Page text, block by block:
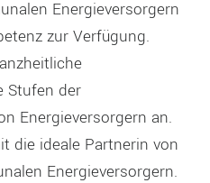
Energieversorgern
zur Verfügung.
Stufen der
Energieversorgern an.
die ideale Partnerin von
Energieversorgern.